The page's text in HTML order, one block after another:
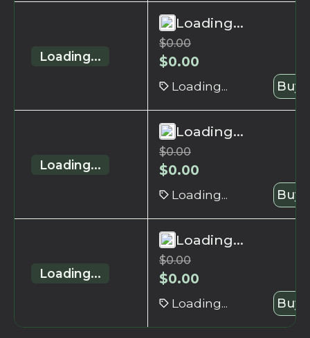
Loading...
Loading...
$0.00
$0.00
Loading... Buy
Loading...
Loading...
$0.00
$0.00
Loading... Buy
Loading...
Loading...
$0.00
$0.00
Loading... Buy